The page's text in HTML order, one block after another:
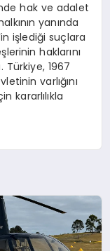
hak ve adalet
yanında
işlediği suçlara
haklarını
1967
varlığını
kararlılıkla